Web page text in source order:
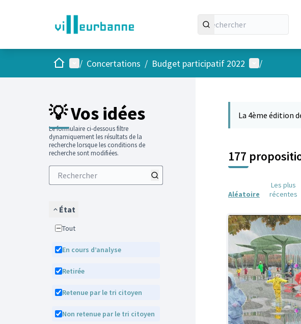
AccueilMenu principal
/ Concertations / Budget participatif 2022 Menu
/
💡 Vos idées
Le formulaire ci-dessous filtre
dynamiquement les résultats de la
recherche lorsque les conditions de
recherche sont modifiées.
État
Tout
En cours d’analyse
Retirée
Retenue par le tri citoyen
Non retenue par le tri citoyen
La 4ème édition
177
Aléatoire
Les plus
récentes